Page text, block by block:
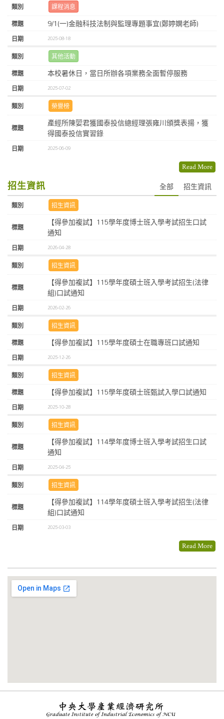
課程消息
9/1(一)金融科技法制與監理專題事宜(鄭婷嫻老師)
2025-08-18
其他活動
本校暑休日，當日所辦各項業務全面暫停服務
2025-07-02
榮譽榜
產經所陳婯君獲國泰投信總經理張雍川頒獎表揚，獲
得國泰投信實習錄
2025-06-09
Read More
招生資訊 全部 招生資訊
招生資訊
【得參加複試】115學年度博士班入學考試招生口試
通知
2026-04-28
招生資訊
【得參加複試】115學年度碩士班入學考試招生(法律
組)口試通知
2026-02-26
招生資訊
【得參加複試】115學年度碩士在職專班口試通知
2025-12-26
招生資訊
【得參加複試】115學年度碩士班甄試入學口試通知
2025-10-28
招生資訊
【得參加複試】114學年度博士班入學考試招生口試
通知
2025-04-25
招生資訊
【得參加複試】114學年度碩士班入學考試招生(法律
組)口試通知
2025-03-03
Read More